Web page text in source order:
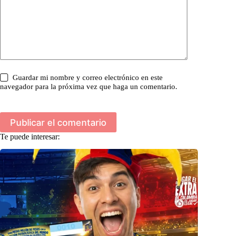
Guardar mi nombre y correo electrónico en este
navegador para la próxima vez que haga un comentario.
Publicar el comentario
Te puede interesar: